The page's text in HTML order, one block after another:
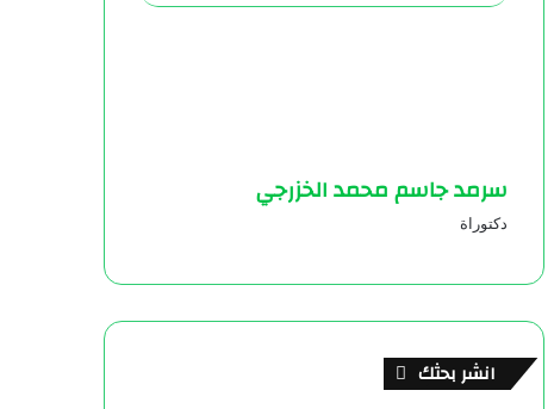
سرمد جاسم محمد الخزرجي
دكتوراة
انشر بحثك